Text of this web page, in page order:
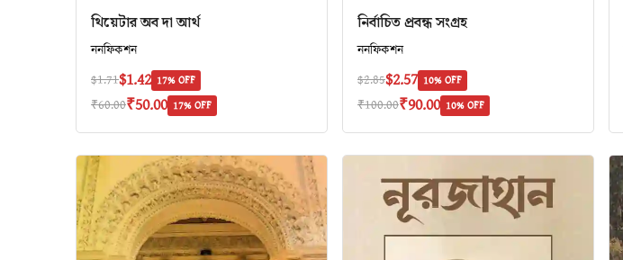
থিয়েটার অব দা আর্থ
ননফিকশন
$1.71$1.42 17% OFF
₹60.00₹50.00 17% OFF
নির্বাচিত প্রবন্ধ সংগ্রহ
ননফিকশন
$2.85$2.57 10% OFF
₹100.00₹90.00 10% OFF